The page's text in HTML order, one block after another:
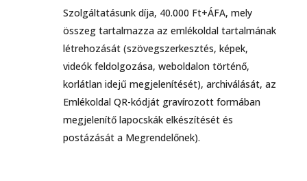
Szolgáltatásunk díja, 40.000 Ft+ÁFA, mely
összeg tartalmazza az emlékoldal tartalmának
létrehozását (szövegszerkesztés, képek,
videók feldolgozása, weboldalon történő,
korlátlan idejű megjelenítését), archiválását, az
Emlékoldal QR-kódját gravírozott formában
megjelenítő lapocskák elkészítését és
postázását a Megrendelőnek).